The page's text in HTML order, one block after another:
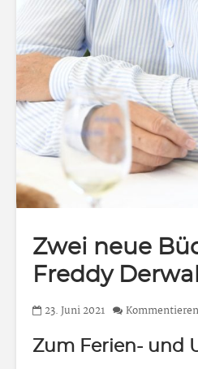
Zwei neue
Freddy
23. Juni 2021 Kommentieren
Zum Ferien- und